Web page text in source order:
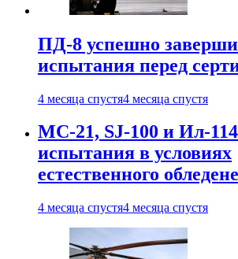
ПД-8 успешно
испытания перед
4 месяца спустя4 месяца спустя
МС-21, SJ-100 и Ил-
испытания в условиях
естественного
4 месяца спустя4 месяца спустя